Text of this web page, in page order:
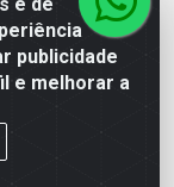
publicidade
e melhorar a
Monteiro, 7049
000 - CNPJ